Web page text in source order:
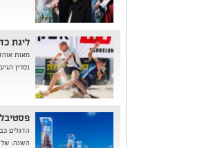
ליגת
נסרין
פסטיבל
הדגלים
השנה; שלושה ימים | 27-29.7 | בין